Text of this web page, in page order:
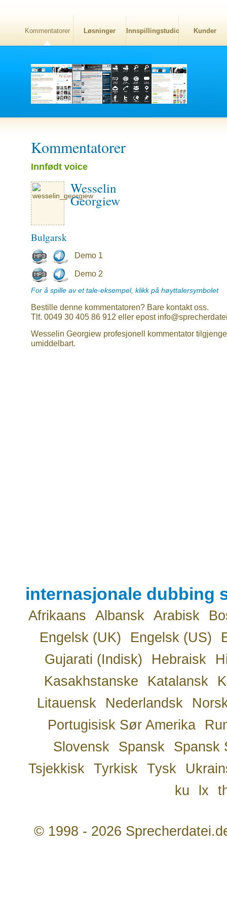
Kommentatorer Løsninger Innspillingstudio Kunder
Kommentatorer
Innfødt voice
Wesselin
Georgiew
Bulgarsk
Demo 1
Demo 2
For å spille av et tale-eksempel, klikk på høyttalersymbolet
Bestille denne kommentatoren? Bare kontakt oss.
Tlf. 0049 30 405 86 912 eller epost
Wesselin Georgiew profesjonell kommentator
umiddelbart.
internasjonale dubbing
Afrikaans Albansk Arabisk
Engelsk (UK)
Engelsk (US)
Gujarati (Indisk)
Hebraisk
Kasakhstanske
Katalansk
Litauensk
Nederlandsk
Portugisisk Sør Amerika
Slovensk
Spansk
Spansk
Tsjekkisk
Tyrkisk Tysk
ku
lx
© 1998 - 2026